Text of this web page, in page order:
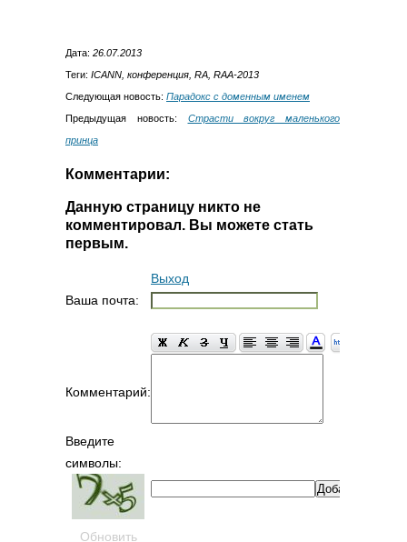
Дата: 26.07.2013
Теги: ICANN, конференция, RA, RAA-2013
Следующая новость: Парадокс с доменным именем
Предыдущая новость: Страсти вокруг маленького
принца
Комментарии:
Данную страницу никто не
комментировал. Вы можете стать
первым.
Выход
Ваша почта:
Комментарий:
Введите
символы:
Обновить